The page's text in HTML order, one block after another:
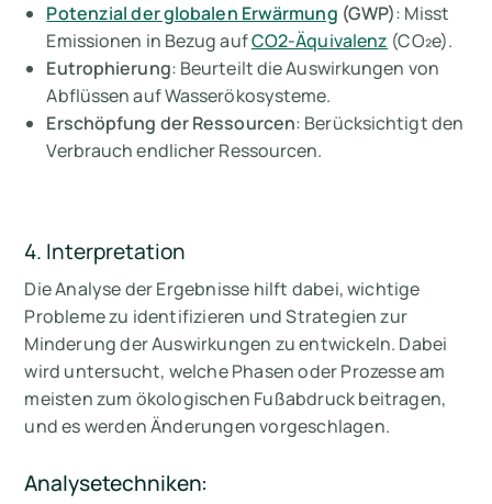
Potenzial der globalen Erwärmung (GWP): Misst
Emissionen in Bezug aufCO2-Äquivalenz (CO₂e).
Eutrophierung: Beurteilt die Auswirkungen von
Abflüssen auf Wasserökosysteme.
Erschöpfung der Ressourcen: Berücksichtigt den
Verbrauch endlicher Ressourcen.
4. Interpretation
Die Analyse der Ergebnisse hilft dabei, wichtige
Probleme zu identifizieren und Strategien zur
Minderung der Auswirkungen zu entwickeln. Dabei
wird untersucht, welche Phasen oder Prozesse am
meisten zum ökologischen Fußabdruck beitragen,
und es werden Änderungen vorgeschlagen.
Analysetechniken: